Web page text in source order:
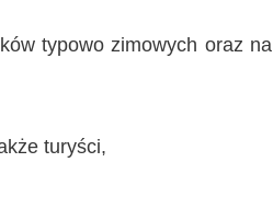
typowo zimowych oraz na
turyści,